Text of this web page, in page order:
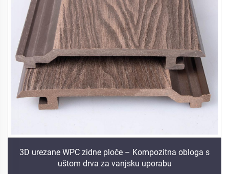
3D urezane WPC zidne ploče – Kompozitna obloga s
uštom drva za vanjsku uporabu